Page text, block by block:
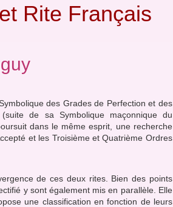
Rite Français
des Grades de Perfection et des
de sa Symbolique maçonnique du
dans le même esprit, une recherche
et les Troisième et Quatrième Ordres
de ces deux rites. Bien des points
y sont également mis en parallèle. Elle
une classification en fonction de leurs